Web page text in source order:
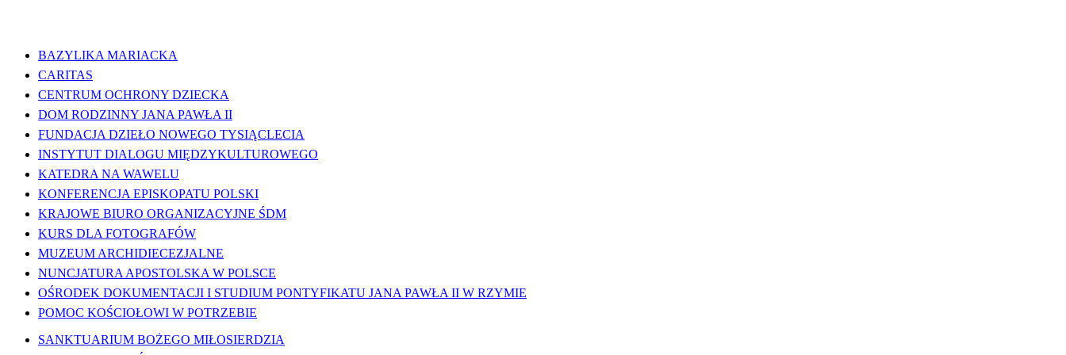
BAZYLIKA MARIACKA
CARITAS
CENTRUM OCHRONY DZIECKA
DOM RODZINNY JANA PAWŁA II
FUNDACJA DZIEŁO NOWEGO TYSIĄCLECIA
INSTYTUT DIALOGU MIĘDZYKULTUROWEGO
KATEDRA NA WAWELU
KONFERENCJA EPISKOPATU POLSKI
KRAJOWE BIURO ORGANIZACYJNE ŚDM
KURS DLA FOTOGRAFÓW
MUZEUM ARCHIDIECEZJALNE
NUNCJATURA APOSTOLSKA W POLSCE
OŚRODEK DOKUMENTACJI I STUDIUM PONTYFIKATU JANA PAWŁA II W RZYMIE
POMOC KOŚCIOŁOWI W POTRZEBIE
SANKTUARIUM BOŻEGO MIŁOSIERDZIA